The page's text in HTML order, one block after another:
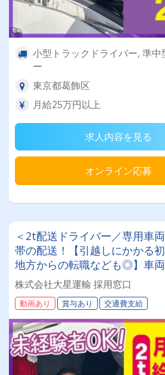
小型トラックドライバー, 準
ー
東京都葛飾区
月給25万円以上
求人内容を見る
オンライン応募
＜2t配送ドライバー／専用車
帯の配送！【引越しにかかる
地方からの転職なども◎】車
タムしてOK！20～50代が活躍
ーも現役で活躍中！大手取引
期安定して働けます！
株式会社大星運輸 採用窓口
動画あり 賞与あり 交通費支給